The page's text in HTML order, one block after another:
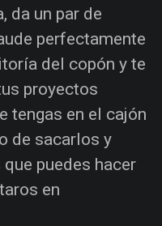
da un par de
perfectamente
del copón y te
proyectos
tengas en el cajón
de sacarlos y
puedes hacer
en